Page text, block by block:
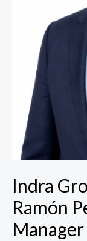
Indra
Ramón
Manager
México